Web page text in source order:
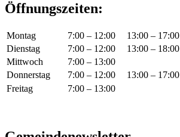
Öffnungszeiten:
Montag 7:00 – 12:00
13:00 – 17:00
Dienstag
7:00 – 12:00
13:00 – 18:00
Mittwoch
7:00 – 13:00
Donnerstag
7:00 – 12:00
13:00 – 17:00
Freitag
7:00 – 13:00